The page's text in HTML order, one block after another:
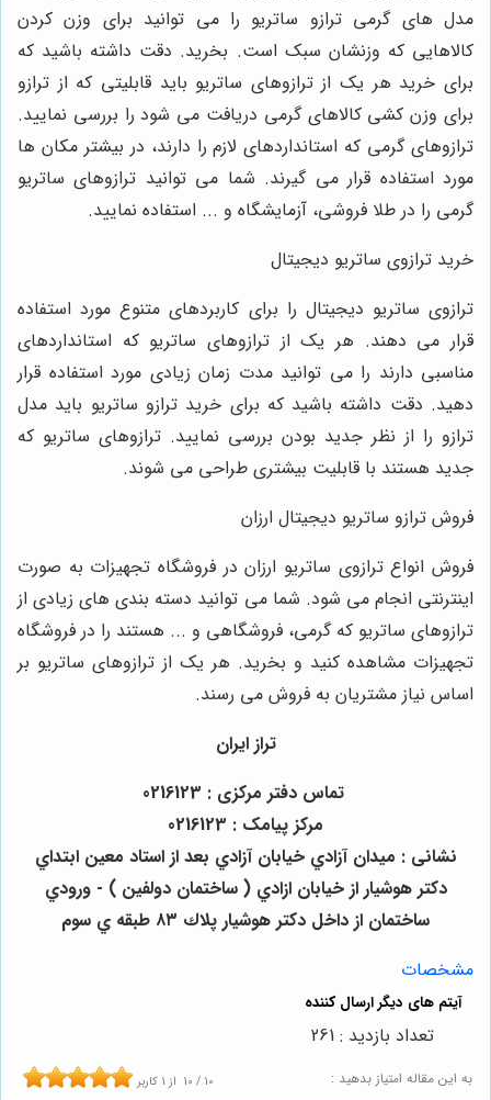
مدل های گرمی ترازو ساتریو را می توانید برای وزن کردن
کالاهایی که وزنشان سبک است. بخرید. دقت داشته باشید که
برای خرید هر یک از ترازوهای ساتریو باید قابلیتی که از ترازو
برای وزن کشی کالاهای گرمی دریافت می شود را بررسی نمایید.
ترازوهای گرمی که استانداردهای لازم را دارند، در بیشتر مکان ها
مورد استفاده قرار می گیرند. شما می توانید ترازوهای ساتریو
گرمی را در طلا فروشی، آزمایشگاه و ... استفاده نمایید.
خرید ترازوی ساتریو دیجیتال
ترازوی ساتریو دیجیتال را برای کاربردهای متنوع مورد استفاده
قرار می دهند. هر یک از ترازوهای ساتریو که استانداردهای
مناسبی دارند را می توانید مدت زمان زیادی مورد استفاده قرار
دهید. دقت داشته باشید که برای خرید ترازو ساتریو باید مدل
ترازو را از نظر جدید بودن بررسی نمایید. ترازوهای ساتریو که
جدید هستند با قابلیت بیشتری طراحی می شوند.
فروش ترازو ساتریو دیجیتال ارزان
فروش انواع ترازوی ساتریو ارزان در فروشگاه تجهیزات به صورت
اینترنتی انجام می شود. شما می توانید دسته بندی های زیادی از
ترازوهای ساتریو که گرمی، فروشگاهی و ... هستند را در فروشگاه
تجهیزات مشاهده کنید و بخرید. هر یک از ترازوهای ساتریو بر
اساس نیاز مشتریان به فروش می رسند.
تراز ایران
تماس دفتر مرکزی : 0216123
مرکز پیامک : 0216123
نشانی : ميدان آزادي خيابان آزادي بعد از استاد معين ابتداي
دكتر هوشيار از خيابان ازادي ( ساختمان دولفين ) - ورودي
ساختمان از داخل دكتر هوشيار پلاك ٨٣ طبقه ي سوم
مشخصات
به این مقاله امتیاز بدهید : 10 / 10 از 1 کاربر
تعداد بازدید : 261